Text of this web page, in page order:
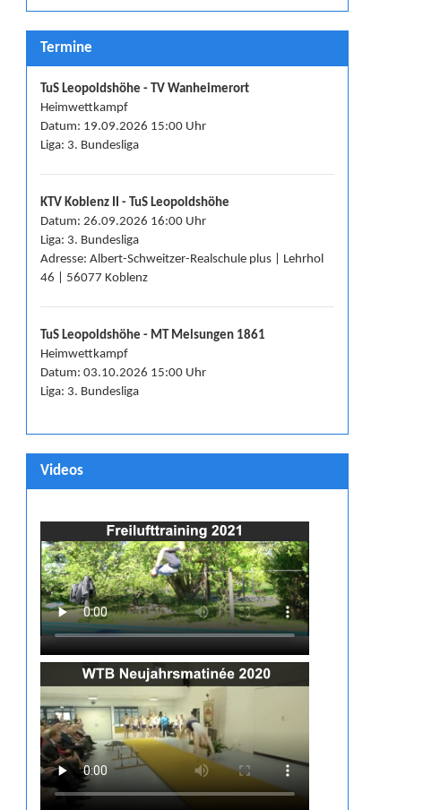
Termine
TuS Leopoldshöhe - TV Wanheimerort
Heimwettkampf
Datum: 19.09.2026 15:00 Uhr
Liga: 3. Bundesliga
KTV Koblenz II - TuS Leopoldshöhe
Datum: 26.09.2026 16:00 Uhr
Liga: 3. Bundesliga
Adresse: Albert-Schweitzer-Realschule plus | Lehrhol
46 | 56077 Koblenz
TuS Leopoldshöhe - MT Melsungen 1861
Heimwettkampf
Datum: 03.10.2026 15:00 Uhr
Liga: 3. Bundesliga
Videos